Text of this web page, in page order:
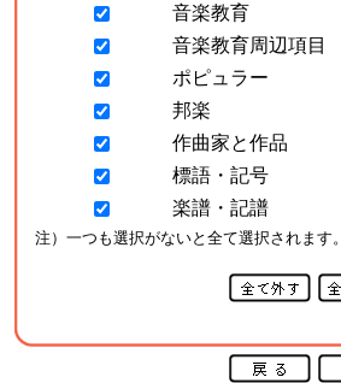
音楽教育
音楽教育周辺項目
ポピュラー
邦楽
作曲家と作品
標語・記号
楽譜・記譜
注）一つも選択がないと全て選択されます。